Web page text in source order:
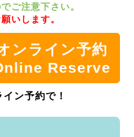
ご注意下さい。
いします。
ンライン予約
Reserve
ン予約で！